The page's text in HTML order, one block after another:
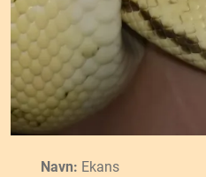
Navn: Ekans